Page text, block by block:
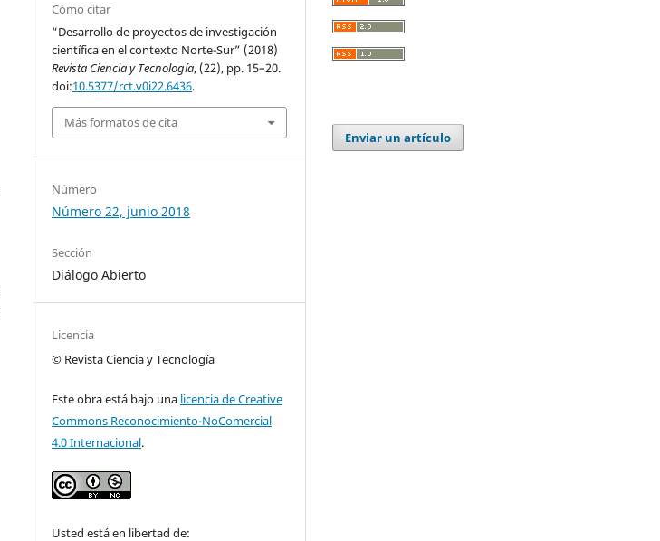
Cómo citar
“Desarrollo de proyectos de investigación
científica en el contexto Norte-Sur” (2018)
Revista Ciencia y Tecnología, (22), pp. 15–20.
doi:10.5377/rct.v0i22.6436.
Más formatos de cita
Número
Número 22, junio 2018
Sección
Diálogo Abierto
Licencia
© Revista Ciencia y Tecnología
Este obra está bajo una licencia de Creative
Commons Reconocimiento-NoComercial
4.0 Internacional.
Usted está en libertad de:
Enviar un artículo